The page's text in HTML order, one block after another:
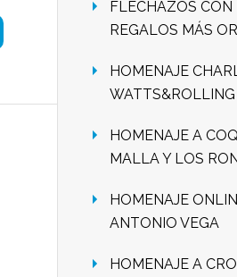
FLECHAZOS CON
REGALOS MÁS
HOMENAJE
HOMENAJE A
MALLA Y LOS
HOMENAJE
ANTONIO VEGA
HOMENAJE A